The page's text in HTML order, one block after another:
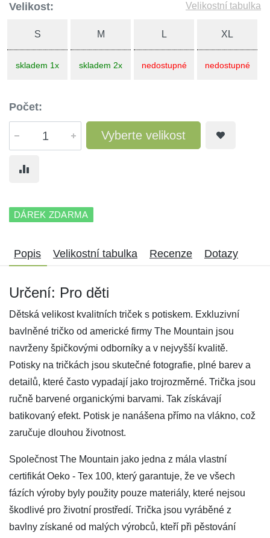
Velikost: Velikostní tabulka
S
skladem 1x
M
skladem 2x
L
nedostupné
XL
nedostupné
Počet:
Vyberte velikost
DÁREK ZDARMA
Popis Velikostní tabulka Recenze Dotazy
Určení: Pro děti
Dětská velikost kvalitních triček s potiskem. Exkluzivní
bavlněné tričko od americké firmy The Mountain jsou
navrženy špičkovými odborníky a v nejvyšší kvalitě.
Potisky na tričkách jsou skutečné fotografie, plné barev a
detailů, které často vypadají jako trojrozměrné. Trička jsou
ručně barvené organickými barvami. Tak získávají
batikovaný efekt. Potisk je nanášena přímo na vlákno, což
zaručuje dlouhou životnost.
Společnost The Mountain jako jedna z mála vlastní
certifikát Oeko - Tex 100, který garantuje, že ve všech
fázích výroby byly použity pouze materiály, které nejsou
škodlivé pro životní prostředí. Trička jsou vyráběné z
bavlny získané od malých výrobců, kteří při pěstování